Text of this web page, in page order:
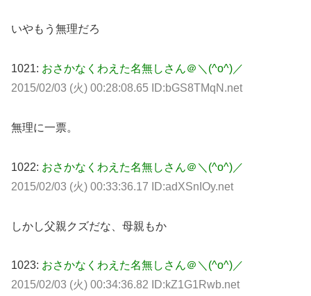
いやもう無理だろ
1021: おさかなくわえた名無しさん＠＼(^o^)／
2015/02/03 (火) 00:28:08.65 ID:bGS8TMqN.net
無理に一票。
1022: おさかなくわえた名無しさん＠＼(^o^)／
2015/02/03 (火) 00:33:36.17 ID:adXSnIOy.net
しかし父親クズだな、母親もか
1023: おさかなくわえた名無しさん＠＼(^o^)／
2015/02/03 (火) 00:34:36.82 ID:kZ1G1Rwb.net